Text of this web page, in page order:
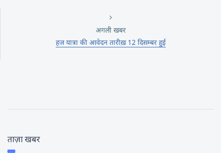
अगली खबर
हज यात्रा की आवेदन तारीख़ 12 दिसम्बर हुई
ताज़ा खबर